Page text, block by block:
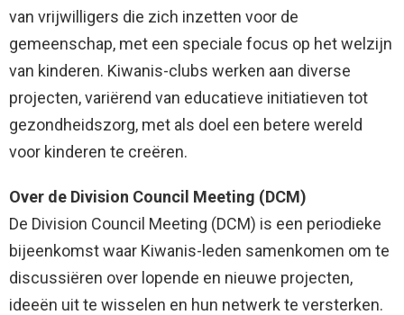
van vrijwilligers die zich inzetten voor de
gemeenschap, met een speciale focus op het welzijn
van kinderen. Kiwanis-clubs werken aan diverse
projecten, variërend van educatieve initiatieven tot
gezondheidszorg, met als doel een betere wereld
voor kinderen te creëren.
Over de Division Council Meeting (DCM)
De Division Council Meeting (DCM) is een periodieke
bijeenkomst waar Kiwanis-leden samenkomen om te
discussiëren over lopende en nieuwe projecten,
ideeën uit te wisselen en hun netwerk te versterken.